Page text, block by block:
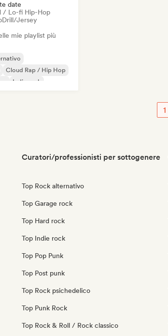
date
/ Lo-fi Hip-Hop
Drill/Jersey
mie playlist più
Cloud Rap / Hip Hop
Indie rock
1
Curatori/professionisti per sottogenere
Top Rock alternativo
Top Garage rock
Top Hard rock
Top Indie rock
Top Pop Punk
Top Post punk
Top Rock psichedelico
Top Punk Rock
Top Rock & Roll / Rock classico